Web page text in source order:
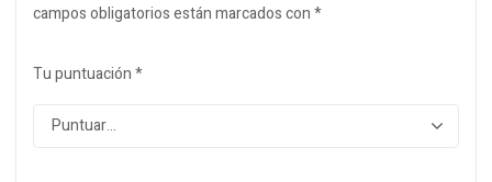
campos obligatorios están marcados con*
Tu puntuación*